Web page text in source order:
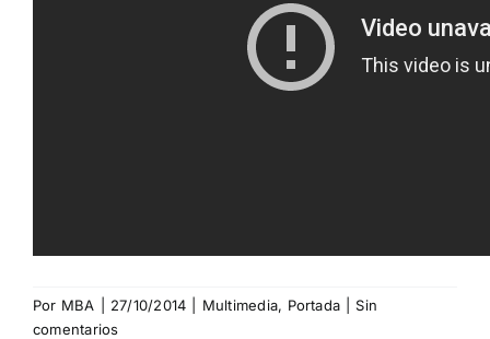
Por MBA 27/10/2014 Multimedia, Portada
Sin
comentarios